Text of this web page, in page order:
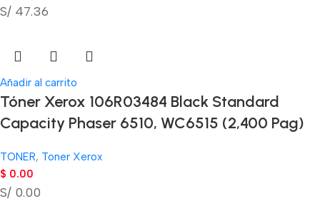
S/ 47.36
Añadir al carrito
Tóner Xerox 106R03484 Black Standard
Capacity Phaser 6510, WC6515 (2,400 Pag)
TONER, Toner Xerox
$ 0.00
S/ 0.00